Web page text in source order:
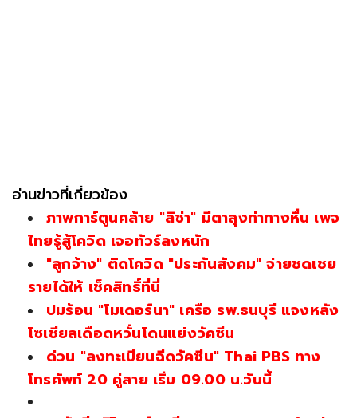
อ่านข่าวที่เกี่ยวข้อง
ภาพการ์ตูนคล้าย "ลิซ่า" มีตาลุงท่าทางหื่น เพจ
ไทยรู้สู้โควิด เจอทัวร์ลงหนัก
"ลูกจ้าง" ติดโควิด "ประกันสังคม" จ่ายชดเชย
รายได้ให้ เช็คสิทธิ์ที่นี่
ปมร้อน "โมเดอร์นา" เครือ รพ.ธนบุรี แจงหลัง
โซเชียลเดือดหวั่นโดนแย่งวัคซีน
ด่วน "ลงทะเบียนฉีดวัคซีน" Thai PBS ทาง
โทรศัพท์ 20 คู่สาย เริ่ม 09.00 น.วันนี้